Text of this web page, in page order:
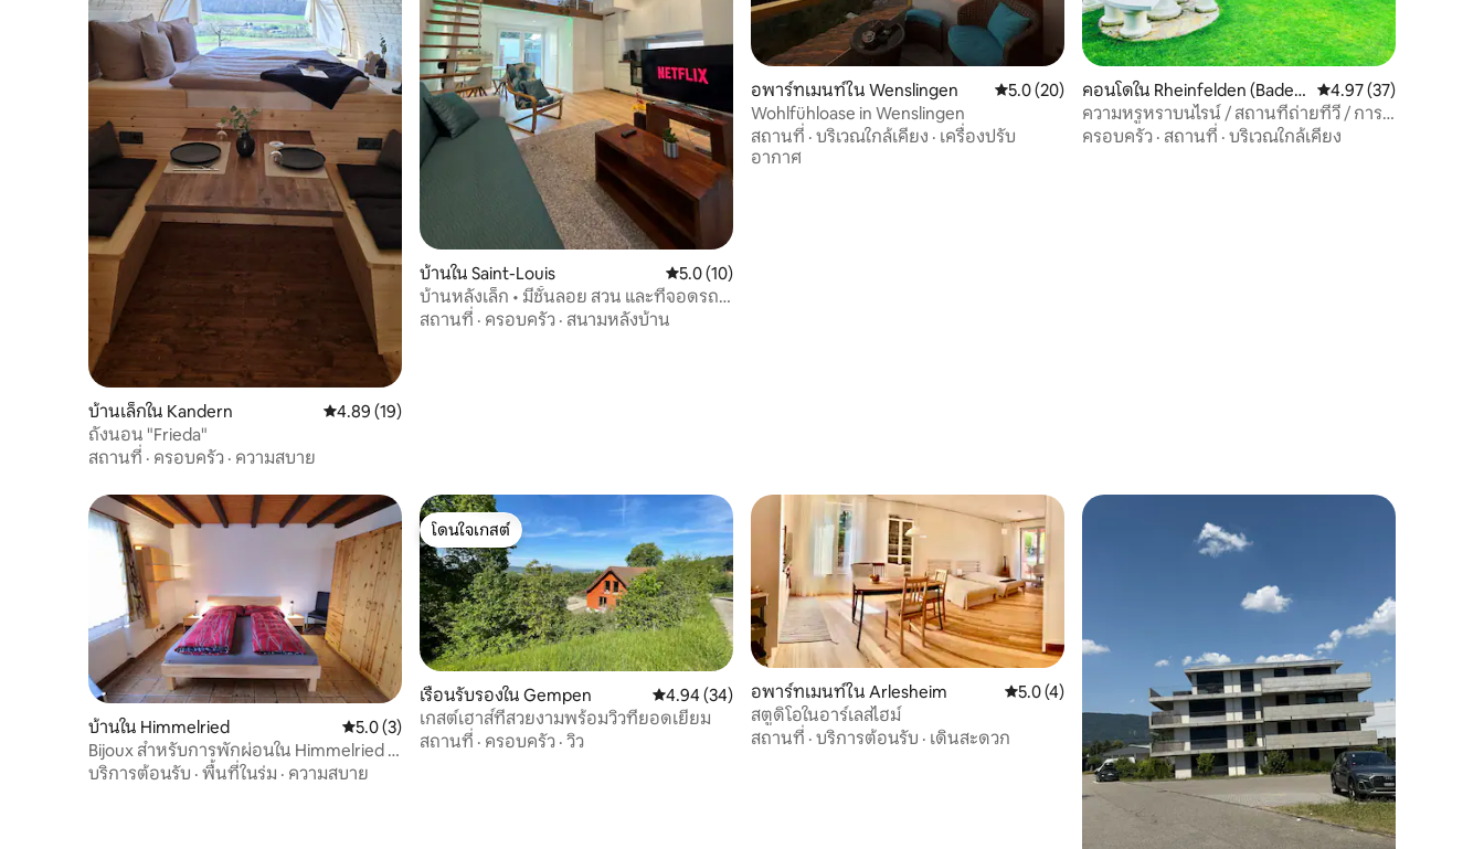
บ้านเล็กใน Kandern คะแนนเฉลี่ย 4.89 จาก 5, 19 รีวิว
4.89 (19)
ถังนอน "Frieda"
สถานที่ · ครอบครัว · ความสบาย
บ้านใน Saint-Louis คะแนนเฉลี่ย 5.0 จาก 5, 10 รีวิว
5.0 (10)
บ้านหลังเล็ก • มีชั้นลอย สวน และที่จอดรถ
บาเซิล
สถานที่ · ครอบครัว · สนามหลังบ้าน
อพาร์ทเมนท์ใน Wenslingen คะแนนเฉลี่ย 5.0 จาก 5, 20 รีวิว
5.0 (20)
Wohlfühloase in Wenslingen
สถานที่ · บริเวณใกล้เคียง · เครื่องปรับ
อากาศ
คอนโดใน Rheinfelden (Bade
n)
คะแนนเฉลี่ย 4.97 จาก
4.97 (37)
ความหรูหราบนไรน์ / สถานที่ถ่ายทีวี / การ
เข้าถึงไรน์ส่วนตัว
ครอบครัว · สถานที่ · บริเวณใกล้เคียง
บ้านใน Himmelried คะแนนเฉลี่ย 5.0 จาก 5, 3 รีวิว
5.0 (3)
Bijoux สำหรับการพักผ่อนใน Himmelried ที่
มีแสงแดดสาดส่อง (90 ตร.ม.)
บริการต้อนรับ · พื้นที่ในร่ม · ความสบาย
โดนใจเกสต์
โดนใจเกสต์
เรือนรับรองใน Gempen คะแนนเฉลี่ย 4.94 จาก 5, 34 รีวิว
4.94 (34)
เกสต์เฮาส์ที่สวยงามพร้อมวิวที่ยอดเยี่ยม
สถานที่ · ครอบครัว · วิว
อพาร์ทเมนท์ใน Arlesheim คะแนนเฉลี่ย 5.0 จาก 5, 4 รีวิว
5.0 (4)
สตูดิโอในอาร์เลสไฮม์
สถานที่ · บริการต้อนรับ · เดินสะดวก